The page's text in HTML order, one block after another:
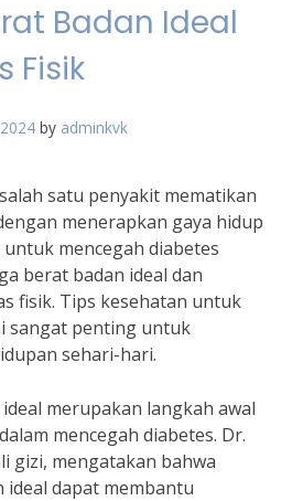
Badan Ideal
Fisik
by adminkvk
satu penyakit mematikan
menerapkan gaya hidup
mencegah diabetes
berat badan ideal dan
fisik. Tips kesehatan untuk
sangat penting untuk
sehari-hari.
merupakan langkah awal
mencegah diabetes. Dr.
gizi, mengatakan bahwa
ideal dapat membantu